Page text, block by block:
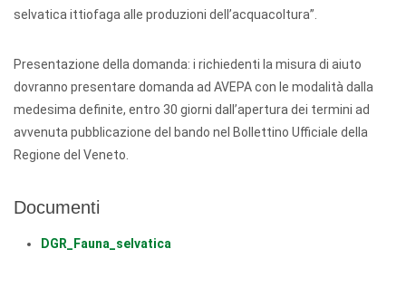
selvatica ittiofaga alle produzioni dell’acquacoltura”.
Presentazione della domanda: i richiedenti la misura di aiuto
dovranno presentare domanda ad AVEPA con le modalità dalla
medesima definite, entro 30 giorni dall’apertura dei termini ad
avvenuta pubblicazione del bando nel Bollettino Ufficiale della
Regione del Veneto.
Documenti
DGR_Fauna_selvatica